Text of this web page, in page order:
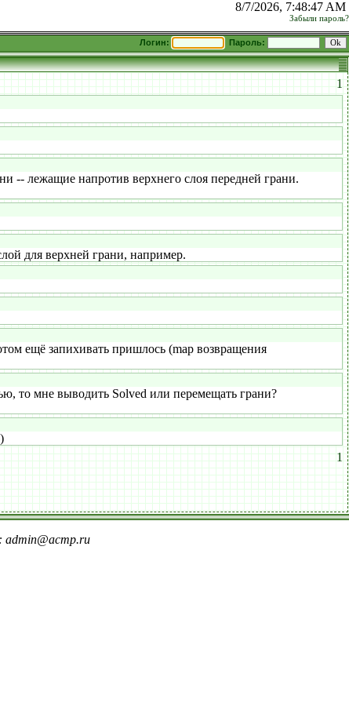
8/7/2026, 7:48:47 AM
Забыли пароль?
Логин: Пароль:
1
-- лежащие напротив верхнего слоя передней грани.
для верхней грани, например.
ещё запихивать пришлось (map возвращения
то мне выводить Solved или перемещать грани?
1
admin@acmp.ru